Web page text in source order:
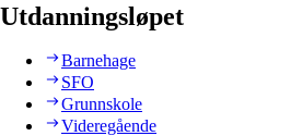
Utdanningsløpet
Barnehage
SFO
Grunnskole
Videregående